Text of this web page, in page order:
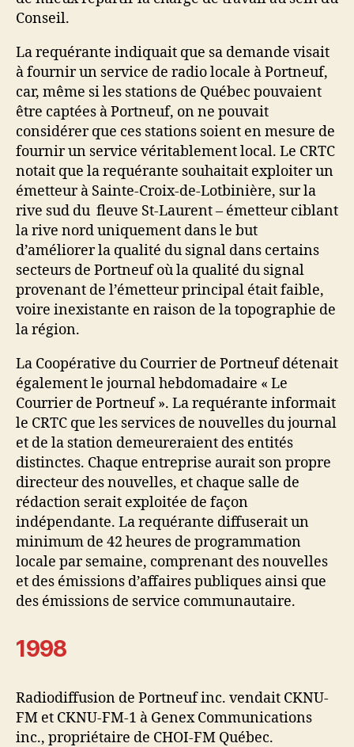
Conseil.
La requérante indiquait que sa demande visait
à fournir un service de radio locale à Portneuf,
car, même si les stations de Québec pouvaient
être captées à Portneuf, on ne pouvait
considérer que ces stations soient en mesure de
fournir un service véritablement local. Le CRTC
notait que la requérante souhaitait exploiter un
émetteur à Sainte-Croix-de-Lotbinière, sur la
rive sud du fleuve St-Laurent – émetteur ciblant
la rive nord uniquement dans le but
d’améliorer la qualité du signal dans certains
secteurs de Portneuf où la qualité du signal
provenant de l’émetteur principal était faible,
voire inexistante en raison de la topographie de
la région.
La Coopérative du Courrier de Portneuf détenait
également le journal hebdomadaire « Le
Courrier de Portneuf ». La requérante informait
le CRTC que les services de nouvelles du journal
et de la station demeureraient des entités
distinctes. Chaque entreprise aurait son propre
directeur des nouvelles, et chaque salle de
rédaction serait exploitée de façon
indépendante. La requérante diffuserait un
minimum de 42 heures de programmation
locale par semaine, comprenant des nouvelles
et des émissions d’affaires publiques ainsi que
des émissions de service communautaire.
1998
Radiodiffusion de Portneuf inc. vendait CKNU-
FM et CKNU-FM-1 à Genex Communications
inc., propriétaire de CHOI-FM Québec.